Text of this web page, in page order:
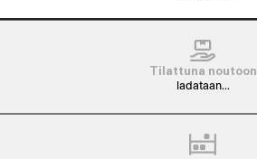
Tilattuna noutoon
ladataan...